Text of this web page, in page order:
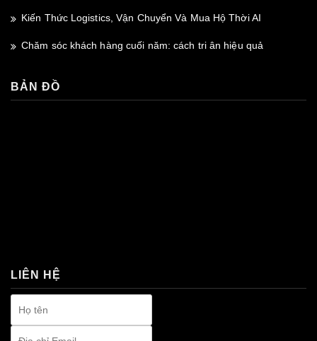
Kiến Thức Logistics, Vận Chuyển Và Mua Hộ Thời AI
Chăm sóc khách hàng cuối năm: cách tri ân hiệu quả
BẢN ĐỒ
LIÊN HỆ